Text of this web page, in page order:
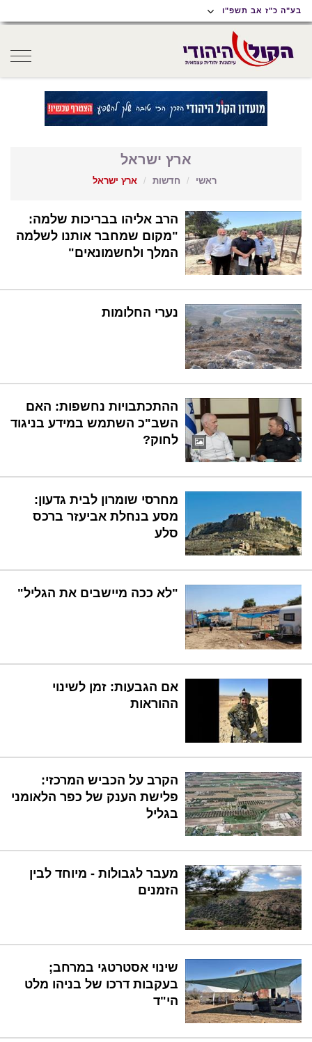
תפריט
נגישות
תפריט
ראשי
תוכן
ראשי
בע"ה כ"ז אב תשפ"ו
ארץ ישראל
ראשי חדשות ארץ ישראל
הרב אליהו בבריכות שלמה:
"מקום שמחבר אותנו לשלמה
המלך ולחשמונאים"
נערי החלומות
ההתכתבויות נחשפות: האם
השב"כ השתמש במידע בניגוד
לחוק?
מחרסי שומרון לבית גדעון:
מסע בנחלת אביעזר ברכס
סלע
"לא ככה מיישבים את הגליל"
אם הגבעות: זמן לשינוי
ההוראות
הקרב על הכביש המרכזי:
פלישת הענק של כפר הלאומני
בגליל
מעבר לגבולות - מיוחד לבין
הזמנים
שינוי אסטרטגי במרחב;
בעקבות דרכו של בניהו מלט
הי"ד